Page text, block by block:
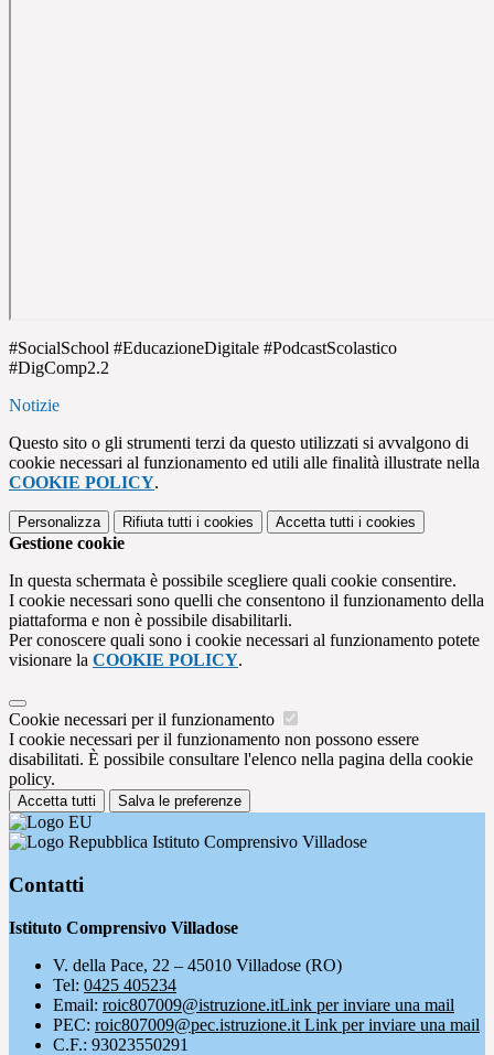
#SocialSchool #EducazioneDigitale #PodcastScolastico
#DigComp2.2
Notizie
Questo sito o gli strumenti terzi da questo utilizzati si avvalgono di
cookie necessari al funzionamento ed utili alle finalità illustrate nella
COOKIE POLICY.
Personalizza Rifiuta tutti i cookies Accetta tutti i cookies
Gestione cookie
In questa schermata è possibile scegliere quali cookie consentire.
I cookie necessari sono quelli che consentono il funzionamento della
piattaforma e non è possibile disabilitarli.
Per conoscere quali sono i cookie necessari al funzionamento potete
visionare la COOKIE POLICY.
Cookie necessari per il funzionamento
I cookie necessari per il funzionamento non possono essere
disabilitati. È possibile consultare l'elenco nella pagina della cookie
policy.
Accetta tutti Salva le preferenze
Istituto Comprensivo Villadose
Contatti
Istituto Comprensivo Villadose
V. della Pace, 22 – 45010 Villadose (RO)
Tel: 0425 405234
Email: roic807009@istruzione.itLink per inviare una mail
PEC: roic807009@pec.istruzione.it Link per inviare una mail
C.F.: 93023550291